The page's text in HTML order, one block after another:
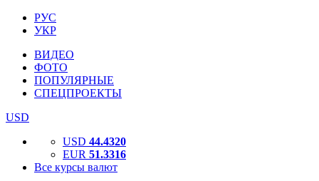
РУС
УКР
ВИДЕО
ФОТО
ПОПУЛЯРНЫЕ
СПЕЦПРОЕКТЫ
USD
USD 44.4320
EUR 51.3316
Все курсы валют